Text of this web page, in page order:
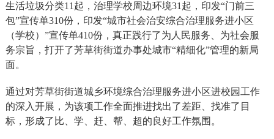
生活垃圾分类11起，治理学校周边环境31起，印发“门前三
包”宣传单310份，印发“城市社会治安综合治理服务进小区
（学校）”宣传单410份，真正践行了为人民服务、为社会服
务宗旨，打开了芳草街街道办事处城市“精细化”管理的新局
面。
通过对芳草街街道城乡环境综合治理服务进小区进校园工作
的深入开展，为该项工作全面推进找出了差距、找准了目
标，形成了比、学、赶、帮、超的良好工作氛围。